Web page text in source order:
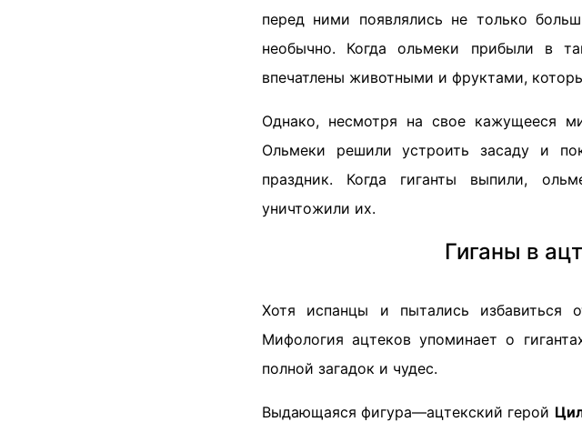
перед ними появлялись не только
необычно. Когда ольмеки прибыли в
впечатлены животными и фруктами,
Однако, несмотря на свое кажущееся
Ольмеки решили устроить засаду и
праздник. Когда гиганты выпили,
уничтожили их.
Гиганы в
Хотя испанцы и пытались избавиться
Мифология ацтеков упоминает о
полной загадок и чудес.
Выдающаяся фигура—ацтекский герой